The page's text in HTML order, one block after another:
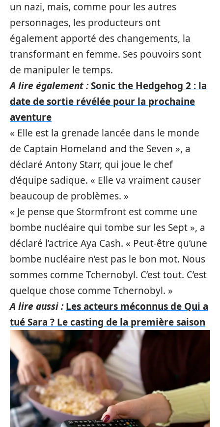
un nazi, mais, comme pour les autres
personnages, les producteurs ont
également apporté des changements, la
transformant en femme. Ses pouvoirs sont
de manipuler le temps.
A lire également :Sonic the Hedgehog 2 : la
date de sortie révélée pour la prochaine
aventure
« Elle est la grenade lancée dans le monde
de Captain Homeland and the Seven », a
déclaré Antony Starr, qui joue le chef
d’équipe sadique. « Elle va vraiment causer
beaucoup de problèmes. »
« Je pense que Stormfront est comme une
bombe nucléaire qui tombe sur les Sept », a
déclaré l’actrice Aya Cash. « Peut-être qu’une
bombe nucléaire n’est pas le bon mot. Nous
sommes comme Tchernobyl. C’est tout. C’est
quelque chose comme Tchernobyl. »
A lire aussi : Les acteurs méconnus de Qui a
tué Sara ? Le casting de la première saison